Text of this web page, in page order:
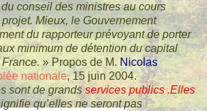
conseil des ministres au cours
Mieux, le Gouvernement
du rapporteur prévoyant de porter
minimum de détention du capital
France. » Propos de M.Nicolas
nationale, 15 juin 2004.
sont de grandsservices publics .Elles
qu’elles ne seront pas